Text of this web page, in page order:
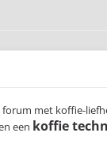
met koffie-
een koffie